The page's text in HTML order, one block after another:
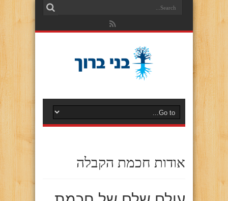
אודות חכמת הקבלה